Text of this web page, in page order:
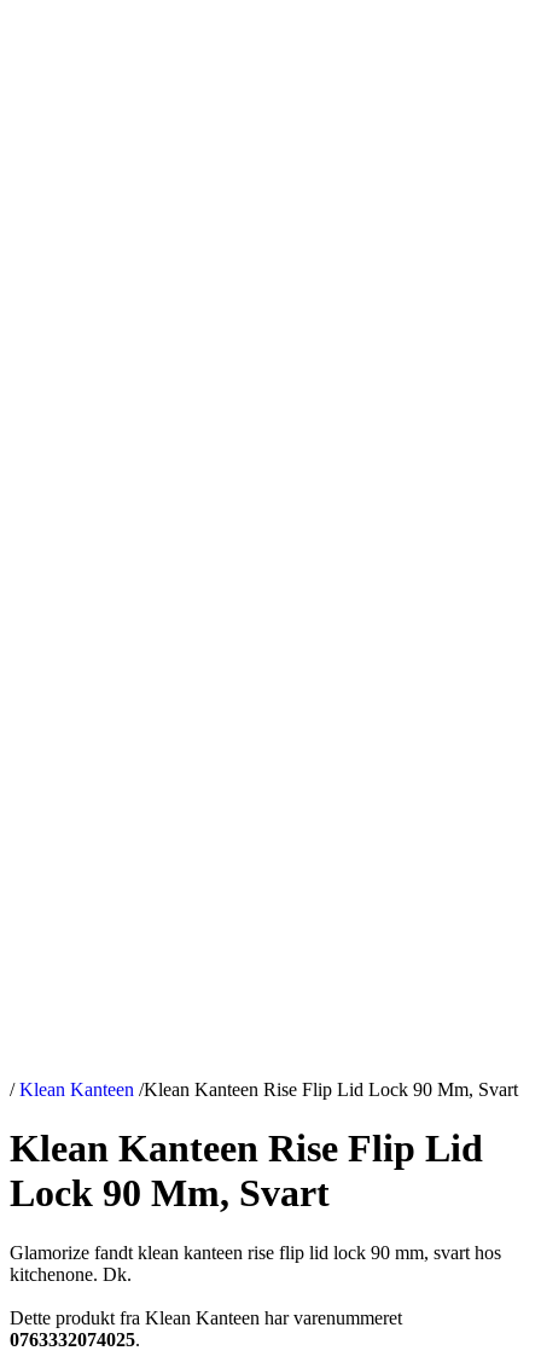
/ Klean Kanteen /Klean Kanteen Rise Flip Lid Lock 90 Mm, Svart
Klean Kanteen Rise Flip Lid
Lock 90 Mm, Svart
Glamorize fandt klean kanteen rise flip lid lock 90 mm, svart hos
kitchenone. Dk.
Dette produkt fra Klean Kanteen har varenummeret
0763332074025.